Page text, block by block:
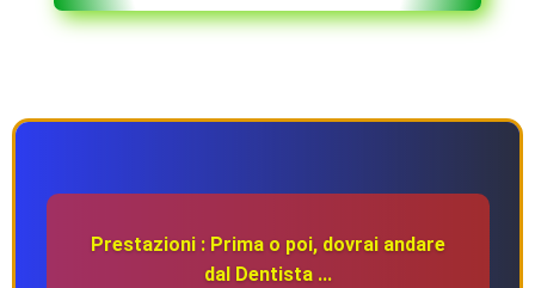
Prestazioni : Prima o poi, dovrai andare
dal Dentista ...